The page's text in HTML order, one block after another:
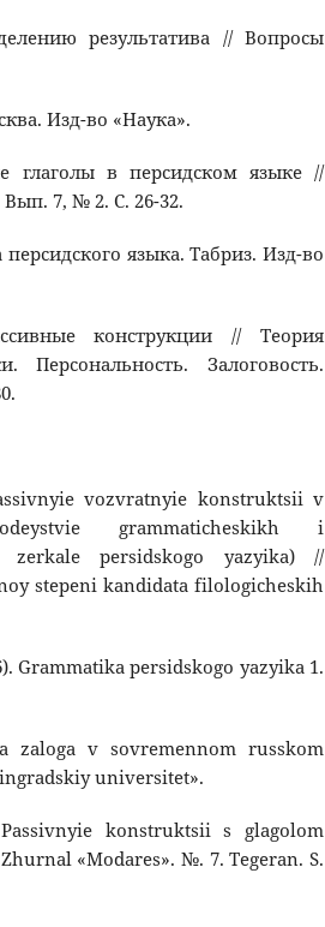
результатива // Вопросы
Изд-во «Наука».
глаголы в персидском языке //
7, № 2. С. 26-32.
языка. Табриз. Изд-во
конструкции // Теория
Персональность. Залоговость.
vozvratnyie konstruktsii v
grammaticheskikh i
zerkale persidskogo yazyika) //
stepeni kandidata filologicheskih
Grammatika persidskogo yazyika 1.
zaloga v sovremennom russkom
universitet».
konstruktsii s glagolom
«Modares». №. 7. Tegeran. S.